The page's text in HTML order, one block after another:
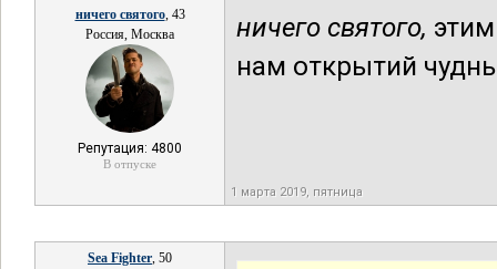
ничего святого, 43
Россия, Москва
Репутация: 4800
В отпуске
ничего святого,
нам открытий
1 марта 2019, пятница
Sea Fighter, 50